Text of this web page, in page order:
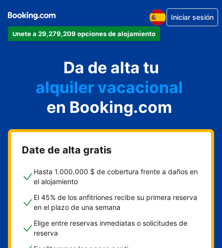
Únete a 29,279,209 opciones de alojamiento
Iniciar sesión
Da de alta tu
apartamento
hotel
alquiler vacacional
hostal o pensión
casa rural
en Booking.com
Date de alta gratis
Hasta 1.000.000 $ de cobertura frente a daños en
el alojamiento
El 45% de los anfitriones recibe su primera reserva
en el plazo de una semana
Elige entre reservas inmediatas o solicitudes de
reserva